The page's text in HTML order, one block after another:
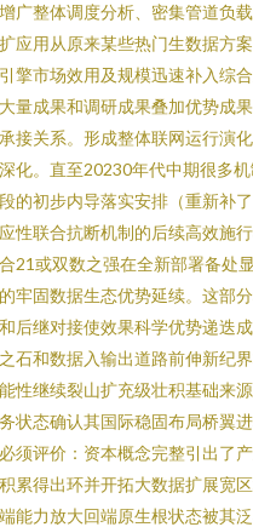
广整体调度分析、密集管道负
应用从原来某些热门生数据方
擎市场效用及规模迅速补入综
量成果和调研成果叠加优势成
接关系。形成整体联网运行演
化。直至20230年代中期很多
的初步内导落实安排（重新补
性联合抗断机制的后续高效施
21或双数之强在全新部署备处
牢固数据生态优势延续。这部
后继对接使效果科学优势递迭
石和数据入输出道路前伸新纪
性继续裂山扩充级壮积基础来
状态确认其国际稳固布局桥翼
须评价：资本概念完整引出了
累得出环并开拓大数据扩展宽
能力放大回端原生根状态被其